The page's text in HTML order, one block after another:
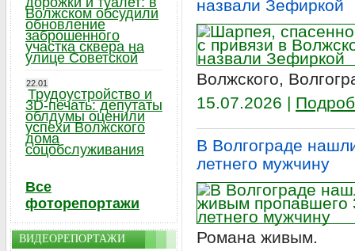
назвали Зефиркой
Волжского,
15.07.2026 |
В Волгограде
летнего мужчину
Романа живым.
Волжском обсудили
обновление
заброшенного
участка сквера на
улице Советской
22.01
Трудоустройство и
3D-печать: депутаты
облдумы оценили
успехи Волжского
дома
соцобслуживания
Все
фоторепортажи
ВИДЕОРЕПОРТАЖИ